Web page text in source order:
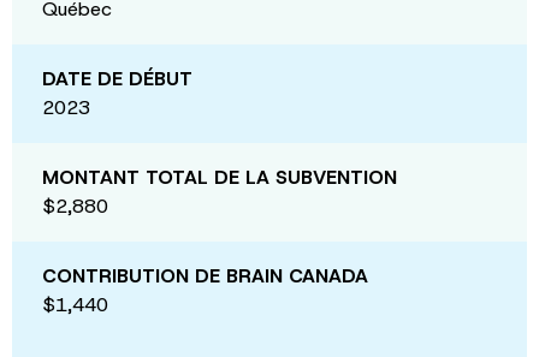
Québec
DATE DE DÉBUT
2023
MONTANT TOTAL DE LA SUBVENTION
$2,880
CONTRIBUTION DE BRAIN CANADA
$1,440